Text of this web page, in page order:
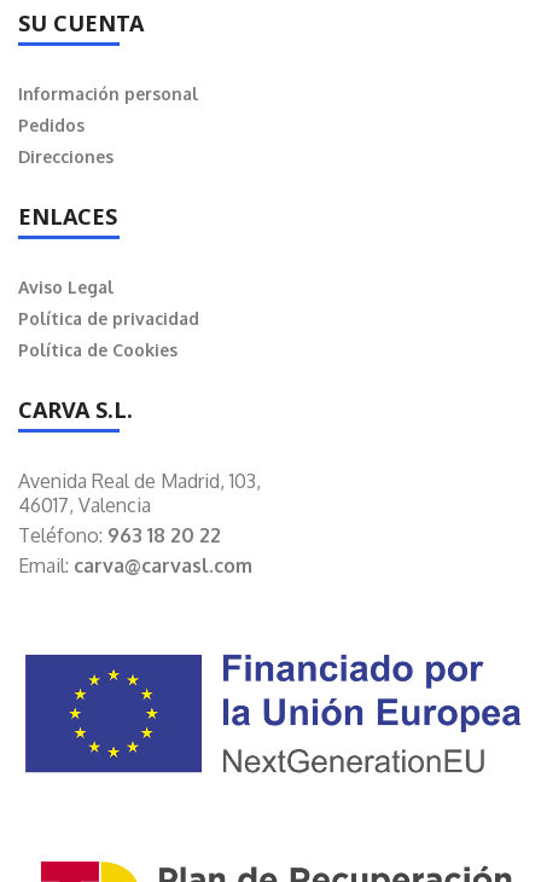
SU CUENTA
Información personal
Pedidos
Direcciones
ENLACES
Aviso Legal
Política de privacidad
Política de Cookies
CARVA S.L.
Avenida Real de Madrid, 103,
46017, Valencia
Teléfono: 963 18 20 22
Email: carva@carvasl.com